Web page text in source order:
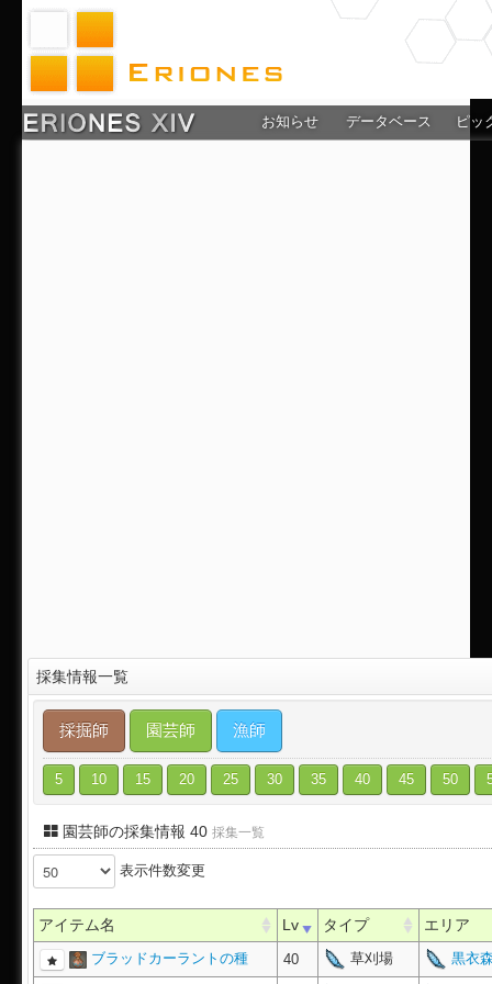
お知らせ データベース ピッ
採集情報一覧
採掘師 園芸師 漁師
5 10 15 20 25 30 35 40 45 50
園芸師の採集情報 40 採集一覧
表示件数変更
アイテム名 Lv タイプ エリア
ブラッドカーラントの種 40 草刈場 黒衣